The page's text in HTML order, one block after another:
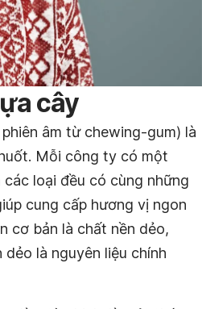
cây
âm từ chewing-gum) là
Mỗi công ty có một
loại đều có cùng những
cung cấp hương vị ngon
cơ bản là chất nền dẻo,
là nguyên liệu chính